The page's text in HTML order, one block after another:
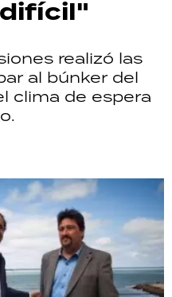
realizó las
al búnker del
clima de espera